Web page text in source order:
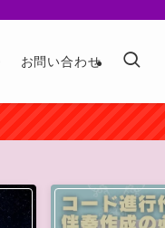
お問い合わせ